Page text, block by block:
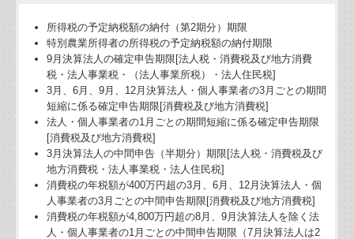
所得税の予定納税額の納付（第2期分）期限
特別農業所得者の所得税の予定納税額の納付期限
9月決算法人の確定申告期限[法人税・消費税及び地方消費
税・法人事業税・（法人事業所税）・法人住民税]
3月、6月、9月、12月決算法人・個人事業者の3月ごとの期間
短縮に係る確定申告期限[消費税及び地方消費税]
法人・個人事業者の1月ごとの期間短縮に係る確定申告期限
[消費税及び地方消費税]
3月決算法人の中間申告（半期分）期限[法人税・消費税及び
地方消費税・法人事業税・法人住民税]
消費税の年税額が400万円超の3月、6月、12月決算法人・個
人事業者の3月ごとの中間申告期限[消費税及び地方消費税]
消費税の年税額が4,800万円超の8月、9月決算法人を除く法
人・個人事業者の1月ごとの中間申告期限（7月決算法人は2